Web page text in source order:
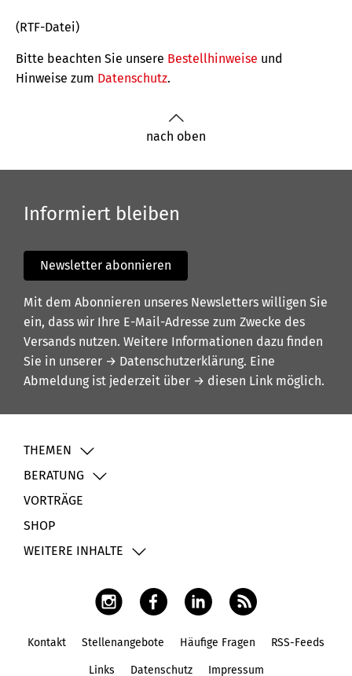
(RTF-Datei)
Bitte beachten Sie unsere Bestellhinweise und
Hinweise zum Datenschutz.
nach oben
Informiert bleiben
Newsletter abonnieren
Mit dem Abonnieren unseres Newsletters willigen Sie
ein, dass wir Ihre E-Mail-Adresse zum Zwecke des
Versands nutzen. Weitere Informationen dazu finden
Sie in unserer → Datenschutzerklärung. Eine
Abmeldung ist jederzeit über → diesen Link möglich.
THEMEN
BERATUNG
VORTRÄGE
SHOP
WEITERE INHALTE
Kontakt Stellenangebote Häufige Fragen RSS-Feeds
Links Datenschutz Impressum